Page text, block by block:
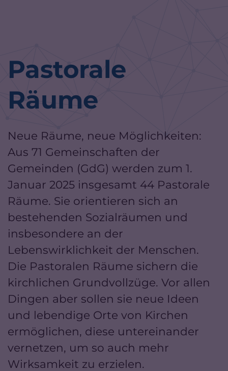
Pastorale
Räume
Neue Räume, neue Möglichkeiten:
Aus 71 Gemeinschaften der
Gemeinden (GdG) werden zum 1.
Januar 2025 insgesamt 44 Pastorale
Räume. Sie orientieren sich an
bestehenden Sozialräumen und
insbesondere an der
Lebenswirklichkeit der Menschen.
Die Pastoralen Räume sichern die
kirchlichen Grundvollzüge. Vor allen
Dingen aber sollen sie neue Ideen
und lebendige Orte von Kirchen
ermöglichen, diese untereinander
vernetzen, um so auch mehr
Wirksamkeit zu erzielen.